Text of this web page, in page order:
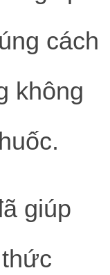
cách
không
giúp